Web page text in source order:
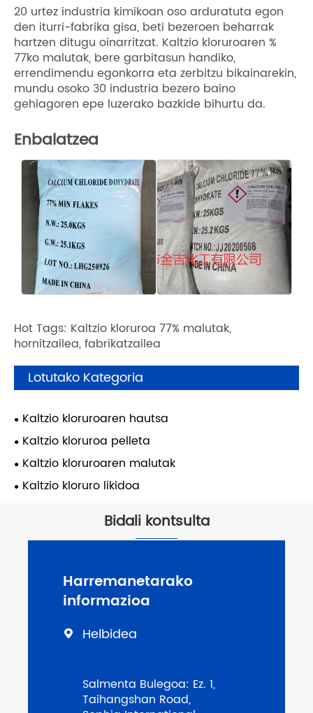
20 urtez industria kimikoan oso arduratuta egon
den iturri-fabrika gisa, beti bezeroen beharrak
hartzen ditugu oinarritzat. Kaltzio kloruroaren %
77ko malutak, bere garbitasun handiko,
errendimendu egonkorra eta zerbitzu bikainarekin,
mundu osoko 30 industria bezero baino
gehiagoren epe luzerako bazkide bihurtu da.
Enbalatzea
Hot Tags: Kaltzio kloruroa 77% malutak,
hornitzailea, fabrikatzailea
Lotutako Kategoria
Kaltzio kloruroaren hautsa
Kaltzio kloruroa pelleta
Kaltzio kloruroaren malutak
Kaltzio kloruro likidoa
Bidali kontsulta
Harremanetarako
informazioa
 Helbidea
Salmenta Bulegoa: Ez. 1,
Taihangshan Road,